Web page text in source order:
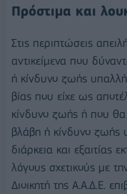
Πρόστιμα και
Στις περιπτώσεις
αντικείμενα που
ή κίνδυνο ζωής
βίας που είχε ως
κίνδυνο ζωής ή που
βλάβη ή κίνδυνο ζωής
διάρκεια και εξαιτίας
λόγους σχετικούς με
Διοικητή της Α.Α.Δ.Ε.